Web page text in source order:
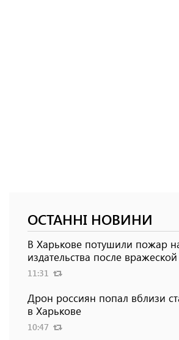
ОСТАННІ НОВИНИ
В Харькове потушили пожар
издательства после вражеской
11:31
Дрон россиян попал вблизи
в Харькове
10:47